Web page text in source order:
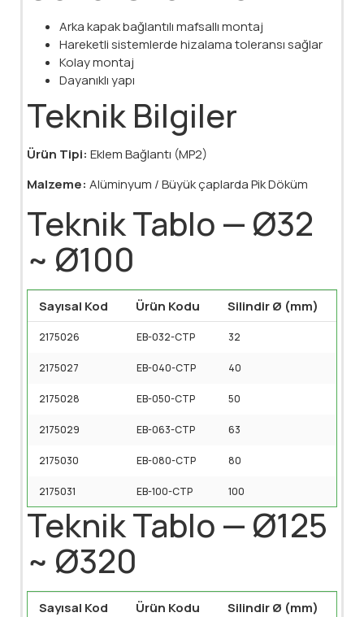
Arka kapak bağlantılı mafsallı montaj
Hareketli sistemlerde hizalama toleransı sağlar
Kolay montaj
Dayanıklı yapı
Teknik Bilgiler
Ürün Tipi: Eklem Bağlantı (MP2)
Malzeme: Alüminyum / Büyük çaplarda Pik Döküm
Teknik Tablo — Ø32
~ Ø100
Sayısal Kod Ürün Kodu Silindir Ø (mm)
2175026 EB-032-CTP 32
2175027 EB-040-CTP 40
2175028 EB-050-CTP 50
2175029 EB-063-CTP 63
2175030 EB-080-CTP 80
2175031 EB-100-CTP 100
Teknik Tablo — Ø125
~ Ø320
Sayısal Kod Ürün Kodu Silindir Ø (mm)